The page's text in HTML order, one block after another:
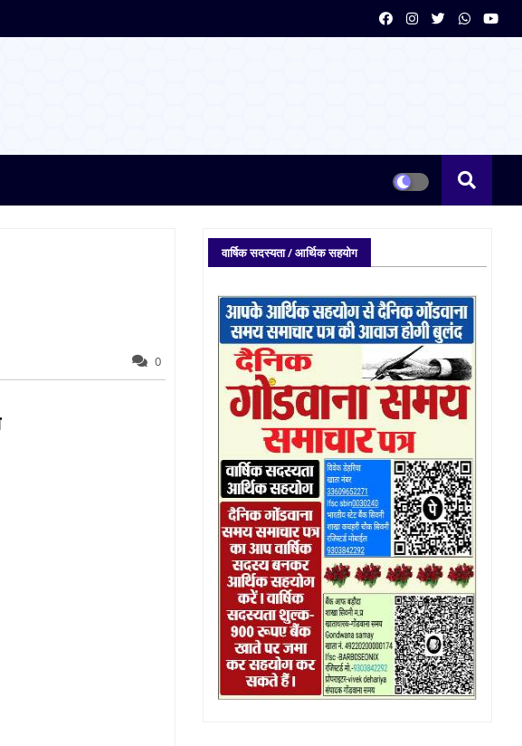
0
वार्षिक सदस्यता / आर्थिक सहयोग